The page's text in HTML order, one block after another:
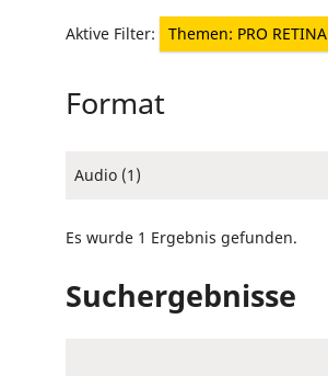
Aktive Filter: Themen: PRO RETINA
Format
Audio (1)
Es wurde 1 Ergebnis gefunden.
Suchergebnisse